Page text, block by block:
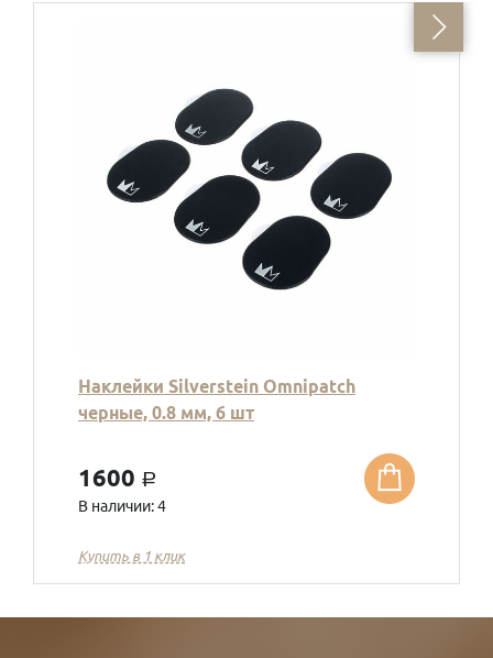
Наклейки Silverstein Omnipatch
черные, 0.8 мм, 6 шт
1600 a
В наличии: 4
Купить в 1 клик